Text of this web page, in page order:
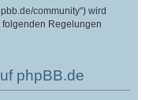
community“) wird
Regelungen
phpBB.de